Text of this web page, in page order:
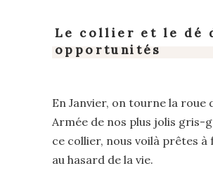
Le collier et le dé
opportunités
En Janvier, on tourne la roue
Armée de nos plus jolis gris-
ce collier, nous voilà prêtes à
au hasard de la vie.